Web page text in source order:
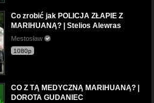
Co zrobić jak POLICJA ZŁAPIE Z
MARIHUANĄ? | Stelios Alewras
Mestosław
1080p
CO Z TĄ MEDYCZNĄ MARIHUANĄ? |
DOROTA GUDANIEC